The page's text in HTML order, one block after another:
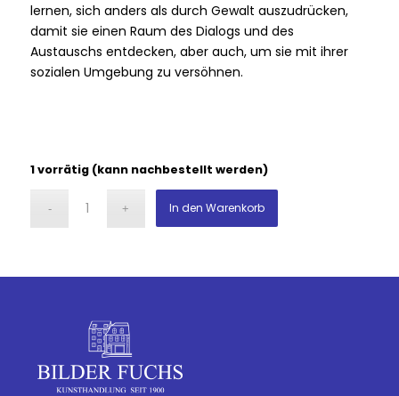
lernen, sich anders als durch Gewalt auszudrücken,
damit sie einen Raum des Dialogs und des
Austauschs entdecken, aber auch, um sie mit ihrer
sozialen Umgebung zu versöhnen.
1 vorrätig (kann nachbestellt werden)
In den Warenkorb